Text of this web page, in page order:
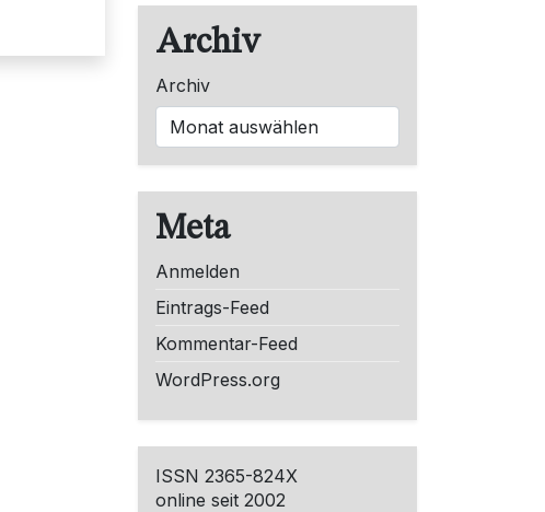
Archiv
Archiv
Meta
Anmelden
Eintrags-Feed
Kommentar-Feed
WordPress.org
ISSN 2365-824X
online seit 2002